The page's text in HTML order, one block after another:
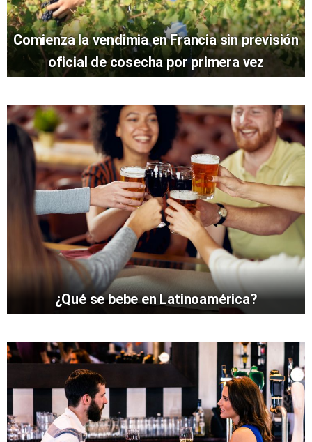
Comienza la vendimia en Francia sin previsión
oficial de cosecha por primera vez
¿Qué se bebe en Latinoamérica?